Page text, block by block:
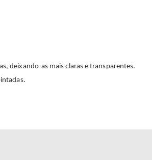
deixando-as mais claras e transparentes.